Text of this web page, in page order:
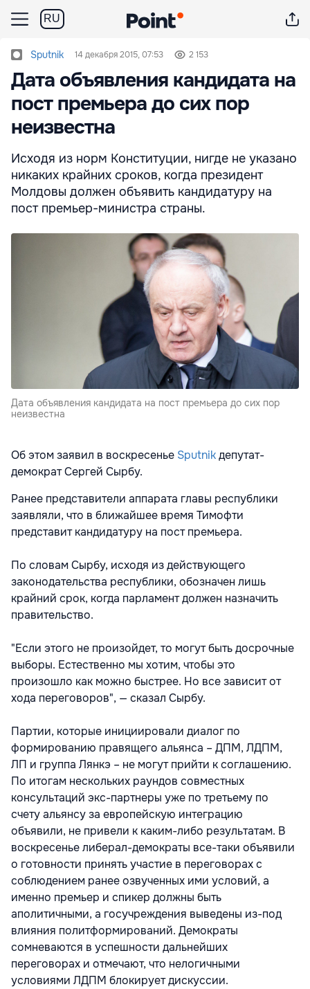
RU
Sputnik 14 декабря 2015, 07:53 2 153
Дата объявления кандидата на
пост премьера до сих пор
неизвестна
Исходя из норм Конституции, нигде не указано
никаких крайних сроков, когда президент
Молдовы должен объявить кандидатуру на
пост премьер-министра страны.
Дата объявления кандидата на пост премьера до сих пор
неизвестна
Об этом заявил в воскресенье Sputnikдепутат-
демократ Сергей Сырбу.
Ранее представители аппарата главы республики
заявляли, что в ближайшее время Тимофти
представит кандидатуру на пост премьера.
По словам Сырбу, исходя из действующего
законодательства республики, обозначен лишь
крайний срок, когда парламент должен назначить
правительство.
"Если этого не произойдет, то могут быть досрочные
выборы. Естественно мы хотим, чтобы это
произошло как можно быстрее. Но все зависит от
хода переговоров", — сказал Сырбу.
Партии, которые инициировали диалог по
формированию правящего альянса – ДПМ, ЛДПМ,
ЛП и группа Лянкэ – не могут прийти к соглашению.
По итогам нескольких раундов совместных
консультаций экс-партнеры уже по третьему по
счету альянсу за европейскую интеграцию
объявили, не привели к каким-либо результатам. В
воскресенье либерал-демократы все-таки объявили
о готовности принять участие в переговорах с
соблюдением ранее озвученных ими условий, а
именно премьер и спикер должны быть
аполитичными, а госучреждения выведены из-под
влияния политформирований. Демократы
сомневаются в успешности дальнейших
переговорах и отмечают, что нелогичными
условиями ЛДПМ блокирует дискуссии.